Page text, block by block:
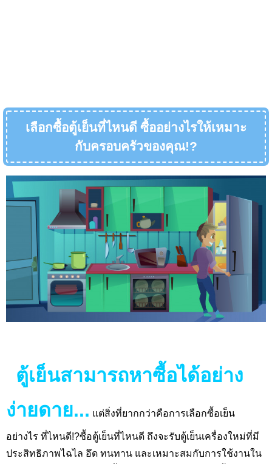
เลือกซื้อตู้เย็นที่ไหนดี ซื้ออย่างไรให้เหมาะ
กับครอบครัวของคุณ!?
ตู้เย็นสามารถหาซื้อได้อย่าง
ง่ายดาย... แต่สิ่งที่ยากกว่าคือการเลือกซื้อเย็น
อย่างไร ที่ไหนดี!?ซื้อตู้เย็นที่ไหนดี ถึงจะรับตู้เย็นเครื่องใหม่ที่มี
ประสิทธิภาพไฉไล อึด ทนทาน และเหมาะสมกับการใช้งานใน